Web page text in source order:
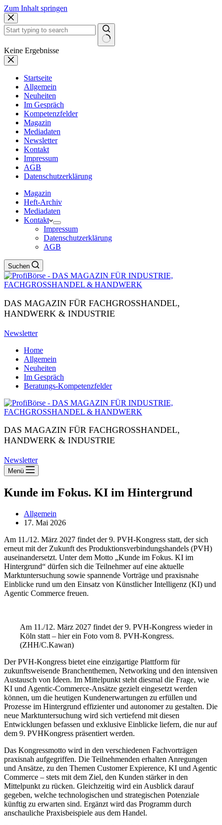
Zum Inhalt springen
Keine Ergebnisse
Startseite
Allgemein
Neuheiten
Im Gespräch
Kompetenzfelder
Magazin
Mediadaten
Newsletter
Kontakt
Impressum
AGB
Datenschutzerklärung
Magazin
Heft-Archiv
Mediadaten
Kontakt
Impressum
Datenschutzerklärung
AGB
Suchen
DAS MAGAZIN FÜR FACHGROSSHANDEL,
HANDWERK & INDUSTRIE
Newsletter
Home
Allgemein
Neuheiten
Im Gespräch
Beratungs-Kompetenzfelder
DAS MAGAZIN FÜR FACHGROSSHANDEL,
HANDWERK & INDUSTRIE
Newsletter
Menü
Kunde im Fokus. KI im Hintergrund
Allgemein
17. Mai 2026
Am 11./12. März 2027 findet der 9. PVH-Kongress statt, der sich
erneut mit der Zukunft des Produktionsverbindungshandels (PVH)
auseinandersetzt. Unter dem Motto „Kunde im Fokus. KI im
Hintergrund“ dürfen sich die Teilnehmer auf eine aktuelle
Marktuntersuchung sowie spannende Vorträge und praxisnahe
Einblicke rund um den Einsatz von Künstlicher Intelligenz (KI) und
Agentic Commerce freuen.
Am 11./12. März 2027 findet der 9. PVH-Kongress wieder in
Köln statt – hier ein Foto vom 8. PVH-Kongress.
(ZHH/C.Kawan)
Der PVH-Kongress bietet eine einzigartige Plattform für
zukunftsweisende Branchenthemen, Networking und den intensiven
Austausch von Ideen. Im Mittelpunkt steht diesmal die Frage, wie
KI und Agentic-Commerce-Ansätze gezielt eingesetzt werden
können, um die heutigen Kundenerwartungen zu erfüllen und
Prozesse im Hintergrund effizienter und autonomer zu gestalten. Die
neue Marktuntersuchung wird sich vertiefend mit diesen
Entwicklungen befassen und exklusive Einblicke liefern, die nur auf
dem 9. PVHKongress präsentiert werden.
Das Kongressmotto wird in den verschiedenen Fachvorträgen
praxisnah aufgegriffen. Die Teilnehmenden erhalten Anregungen
und Ansätze, zu den Themen Customer Expierence, KI und Agentic
Commerce – stets mit dem Ziel, den Kunden stärker in den
Mittelpunkt zu rücken. Gleichzeitig wird ein Ausblick darauf
gegeben, welche technologischen und strategischen Potenziale
künftig zu erwarten sind. Ergänzt wird das Programm durch
anschauliche Praxisbeispiele aus dem Handel.